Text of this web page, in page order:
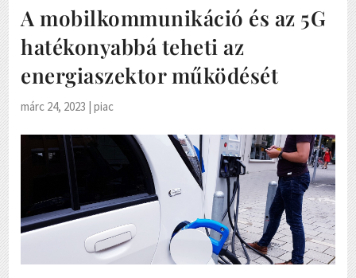
A mobilkommunikáció és az 5G
hatékonyabbá teheti az
energiaszektor működését
márc 24, 2023 |piac